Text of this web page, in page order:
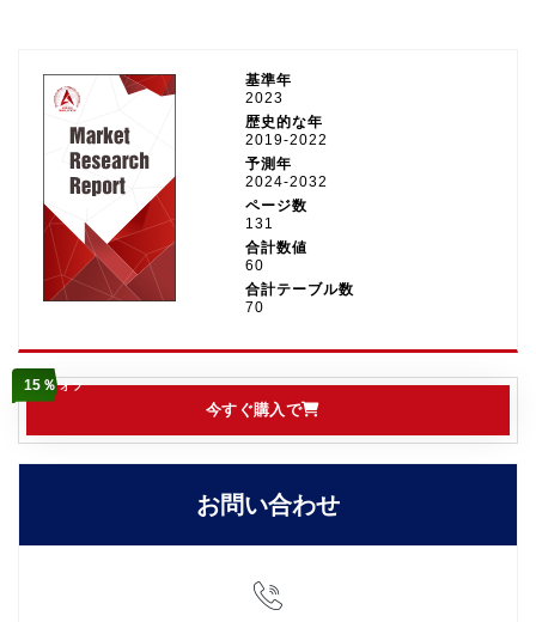
基準年
2023
歴史的な年
2019-2022
予測年
2024-2032
ページ数
131
合計数値
60
合計テーブル数
70
今すぐ購入で
15％オフ
お問い合わせ